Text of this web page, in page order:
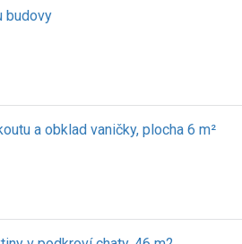
budovy
a obklad vaničky, plocha 6 m²